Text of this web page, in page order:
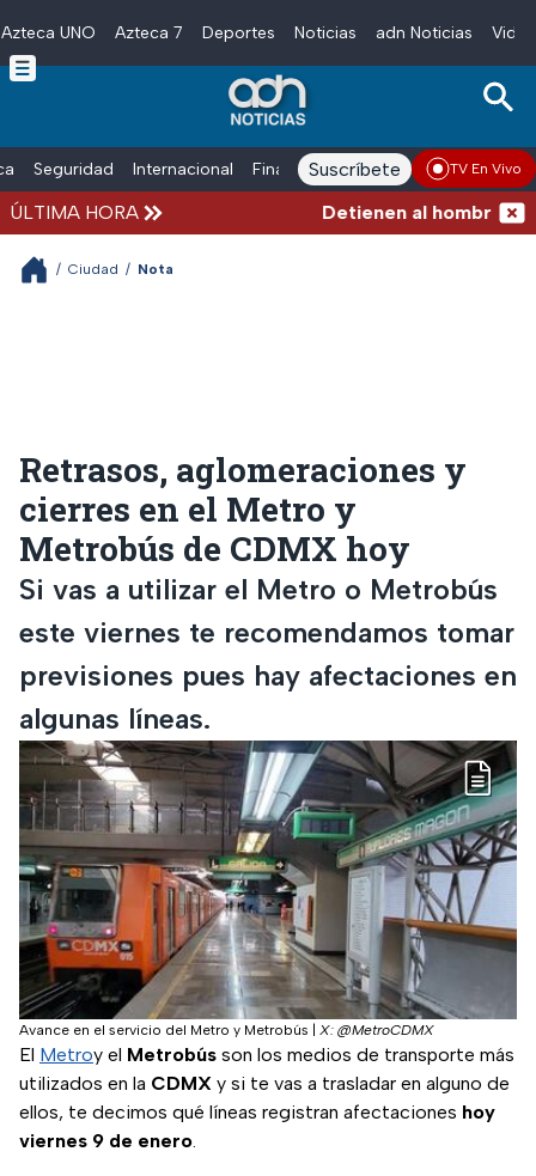
Skip to main content
Azteca UNO Azteca 7 Deportes Noticias adn Noticias
Seguridad Internacional Finanzas adn Noticias Radio
Suscríbete TV En Vivo
ÚLTIMA HORA Detienen al hombre
/ Ciudad / Nota
Retrasos, aglomeraciones y
cierres en el Metro y
Metrobús de CDMX hoy
Si vas a utilizar el Metro o Metrobús
este viernes te recomendamos tomar
previsiones pues hay afectaciones en
algunas líneas.
Avance en el servicio del Metro y Metrobús X: @MetroCDMX
El Metroy el Metrobús son los medios de transporte más
utilizados en la CDMX y si te vas a trasladar en alguno de
ellos, te decimos qué líneas registran afectaciones hoy
viernes 9 de enero.